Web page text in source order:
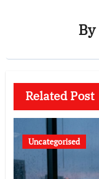
By
Related Post
Uncategorised